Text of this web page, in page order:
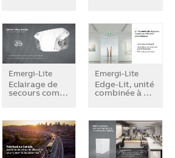
Emergi-Lite
Eclairage de
secours com…
Emergi-Lite
Edge-Lit, unité
combinée à …